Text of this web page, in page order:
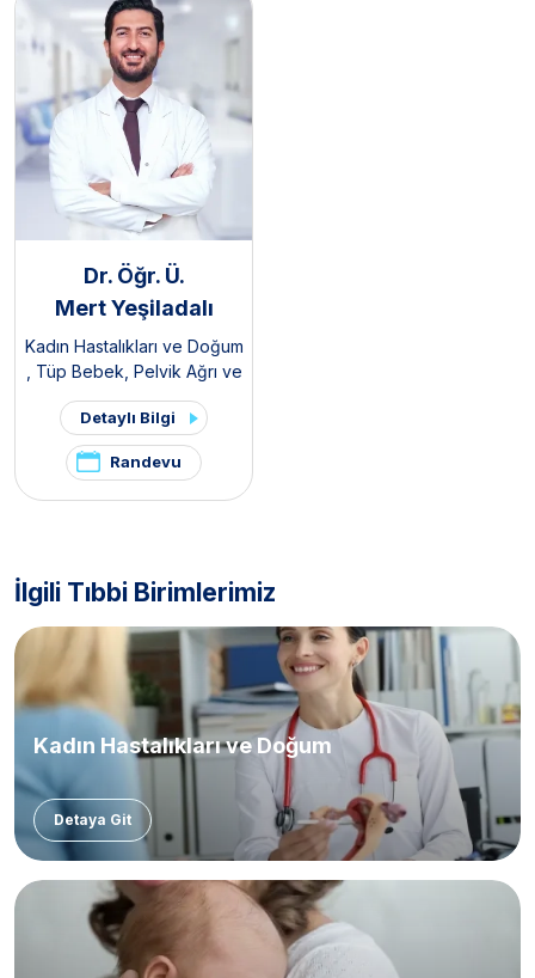
Dr. Öğr. Ü.
Mert Yeşiladalı
Kadın Hastalıkları ve Doğum
, Tüp Bebek, Pelvik Ağrı ve
Endometriozis Kliniği
Polikistik Over Sendromu /
PKOS ve Hirsutizm Kliniği
Detaylı Bilgi
Randevu
İlgili Tıbbi Birimlerimiz
Kadın Hastalıkları ve Doğum
Detaya Git